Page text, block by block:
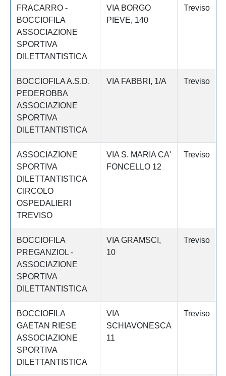
FRACARRO -
BOCCIOFILA
ASSOCIAZIONE
SPORTIVA
DILETTANTISTICA
VIA BORGO
PIEVE, 140
Treviso
BOCCIOFILA A.S.D.
PEDEROBBA
ASSOCIAZIONE
SPORTIVA
DILETTANTISTICA
VIA FABBRI, 1/A Treviso
ASSOCIAZIONE
SPORTIVA
DILETTANTISTICA
CIRCOLO
OSPEDALIERI
TREVISO
VIA S. MARIA CA'
FONCELLO 12
Treviso
BOCCIOFILA
PREGANZIOL -
ASSOCIAZIONE
SPORTIVA
DILETTANTISTICA
VIA GRAMSCI,
10
Treviso
BOCCIOFILA
GAETAN RIESE
ASSOCIAZIONE
SPORTIVA
DILETTANTISTICA
VIA
SCHIAVONESCA
11
Treviso